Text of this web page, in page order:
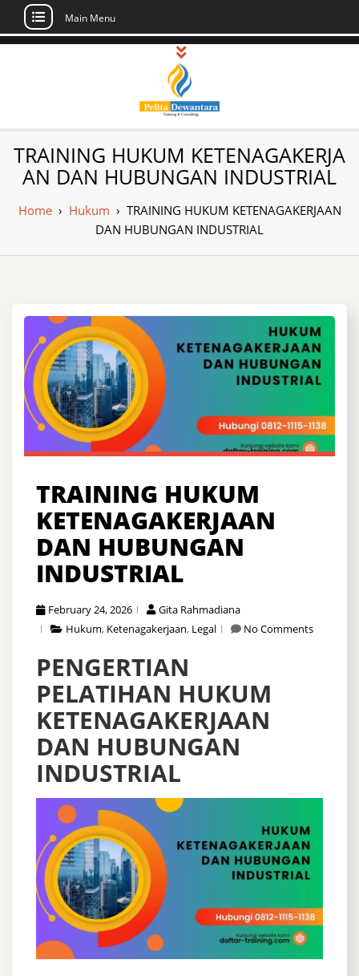
Skip
Main Menu
Pusat Pelatihan
dan Sertifikasi –
Daftar Training
Indonesia
Sertifikasi di Indonesia
TRAINING HUKUM KETENAGAKERJA
AN DAN HUBUNGAN INDUSTRIAL
Home› Hukum › TRAINING HUKUM KETENAGAKERJAAN
DAN HUBUNGAN INDUSTRIAL
TRAINING HUKUM
KETENAGAKERJAAN
DAN HUBUNGAN
INDUSTRIAL
February 24, 2026
Gita Rahmadiana
Hukum, Ketenagakerjaan, Legal No Comments
PENGERTIAN
PELATIHAN HUKUM
KETENAGAKERJAAN
DAN HUBUNGAN
INDUSTRIAL